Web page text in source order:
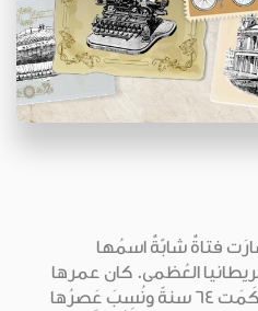
1837، صارَت فتاةٌ شابّةٌ اسمُها
العُظمى. كان عمرها
18 سنةً فقط وحَكَمَت 64 سنةً ونُسِبَ عَصرُها